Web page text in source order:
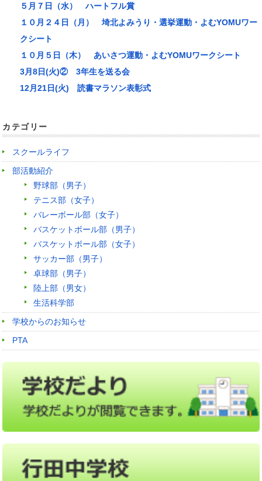
５月７日（水） ハートフル賞
１０月２４日（月） 埼北よみうり・選挙運動・よむYOMUワー
クシート
１０月５日（木） あいさつ運動・よむYOMUワークシート
3月8日(火)② 3年生を送る会
12月21日(火) 読書マラソン表彰式
カテゴリー
スクールライフ
部活動紹介
野球部（男子）
テニス部（女子）
バレーボール部（女子）
バスケットボール部（男子）
バスケットボール部（女子）
サッカー部（男子）
卓球部（男子）
陸上部（男女）
生活科学部
学校からのお知らせ
PTA